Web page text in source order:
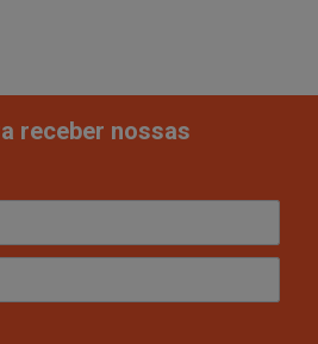
receber nossas